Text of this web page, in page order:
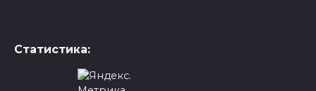
Статистика: